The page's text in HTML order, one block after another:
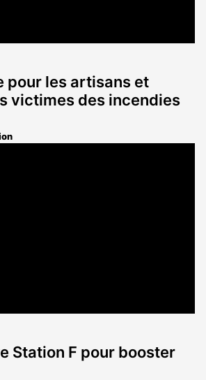
pour les artisans et
victimes des incendies
Station F pour booster